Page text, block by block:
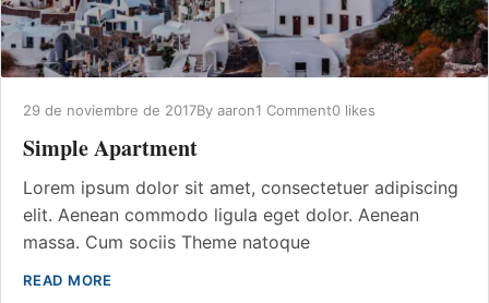
29 de noviembre de 2017By aaron1 Comment0 likes
Simple Apartment
Lorem ipsum dolor sit amet, consectetuer adipiscing
elit. Aenean commodo ligula eget dolor. Aenean
massa. Cum sociis Theme natoque
READ MORE